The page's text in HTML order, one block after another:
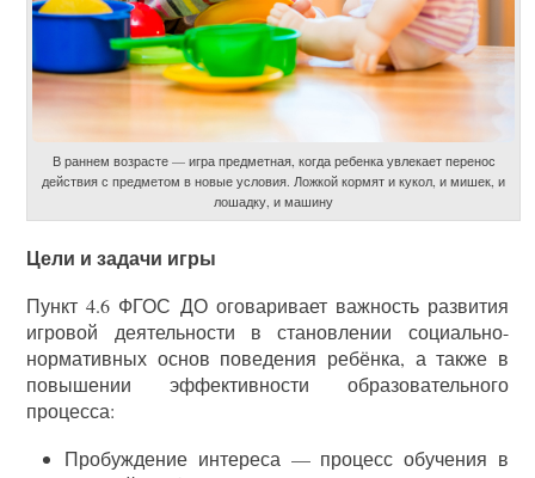
В раннем возрасте — игра предметная, когда ребенка увлекает перенос
действия с предметом в новые условия. Ложкой кормят и кукол, и мишек, и
лошадку, и машину
Цели и задачи игры
Пункт 4.6 ФГОС ДО оговаривает важность развития
игровой деятельности в становлении социально-
нормативных основ поведения ребёнка, а также в
повышении эффективности образовательного
процесса:
Пробуждение интереса — процесс обучения в